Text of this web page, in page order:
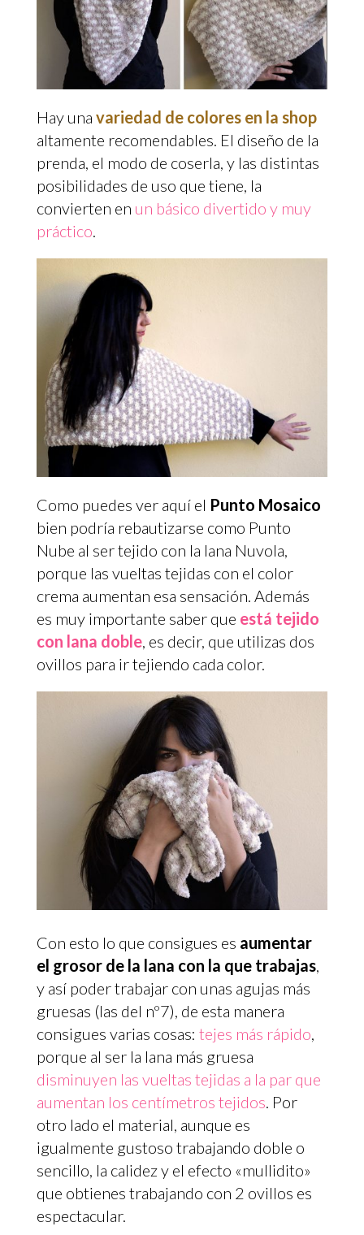
Hay una variedad de colores en la shop
altamente recomendables. El diseño de la
prenda, el modo de coserla, y las distintas
posibilidades de uso que tiene, la
convierten en un básico divertido y muy
práctico.
Como puedes ver aquí el Punto Mosaico
bien podría rebautizarse como Punto
Nube al ser tejido con la lana Nuvola,
porque las vueltas tejidas con el color
crema aumentan esa sensación. Además
es muy importante saber que está tejido
con lana doble, es decir, que utilizas dos
ovillos para ir tejiendo cada color.
Con esto lo que consigues es aumentar
el grosor de la lana con la que trabajas,
y así poder trabajar con unas agujas más
gruesas (las del nº7), de esta manera
consigues varias cosas: tejes más rápido,
porque al ser la lana más gruesa
disminuyen las vueltas tejidas a la par que
aumentan los centímetros tejidos. Por
otro lado el material, aunque es
igualmente gustoso trabajando doble o
sencillo, la calidez y el efecto «mullidito»
que obtienes trabajando con 2 ovillos es
espectacular.